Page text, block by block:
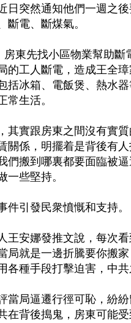
日突然通知他們一週之後
斷電、斷煤氣。
房東先找小區物業幫助斷
的工人斷電，造成王全
括冰箱、電飯煲、熱水
常生活。
其實跟房東之間沒有實
關係，明擺着是背後有
們搬到哪裏都要面臨被
一些堅持。
件引發民衆憤慨和支持。
王安娜發推文說，每次
局就是一邊折騰要你搬
各種手段打擊迫害，中共
當局逼遷行徑可恥，紛
在背後搗鬼，房東可能